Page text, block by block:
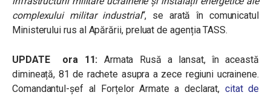
complexului militar industrial“, se arată în comunicatul
Ministerului rus al Apărării, preluat de agenția TASS.
UPDATE ora 11: Armata Rusă a lansat, în această
dimineață, 81 de rachete asupra a zece regiuni ucrainene.
Comandantul-șef al Forțelor Armate a declarat, citat de